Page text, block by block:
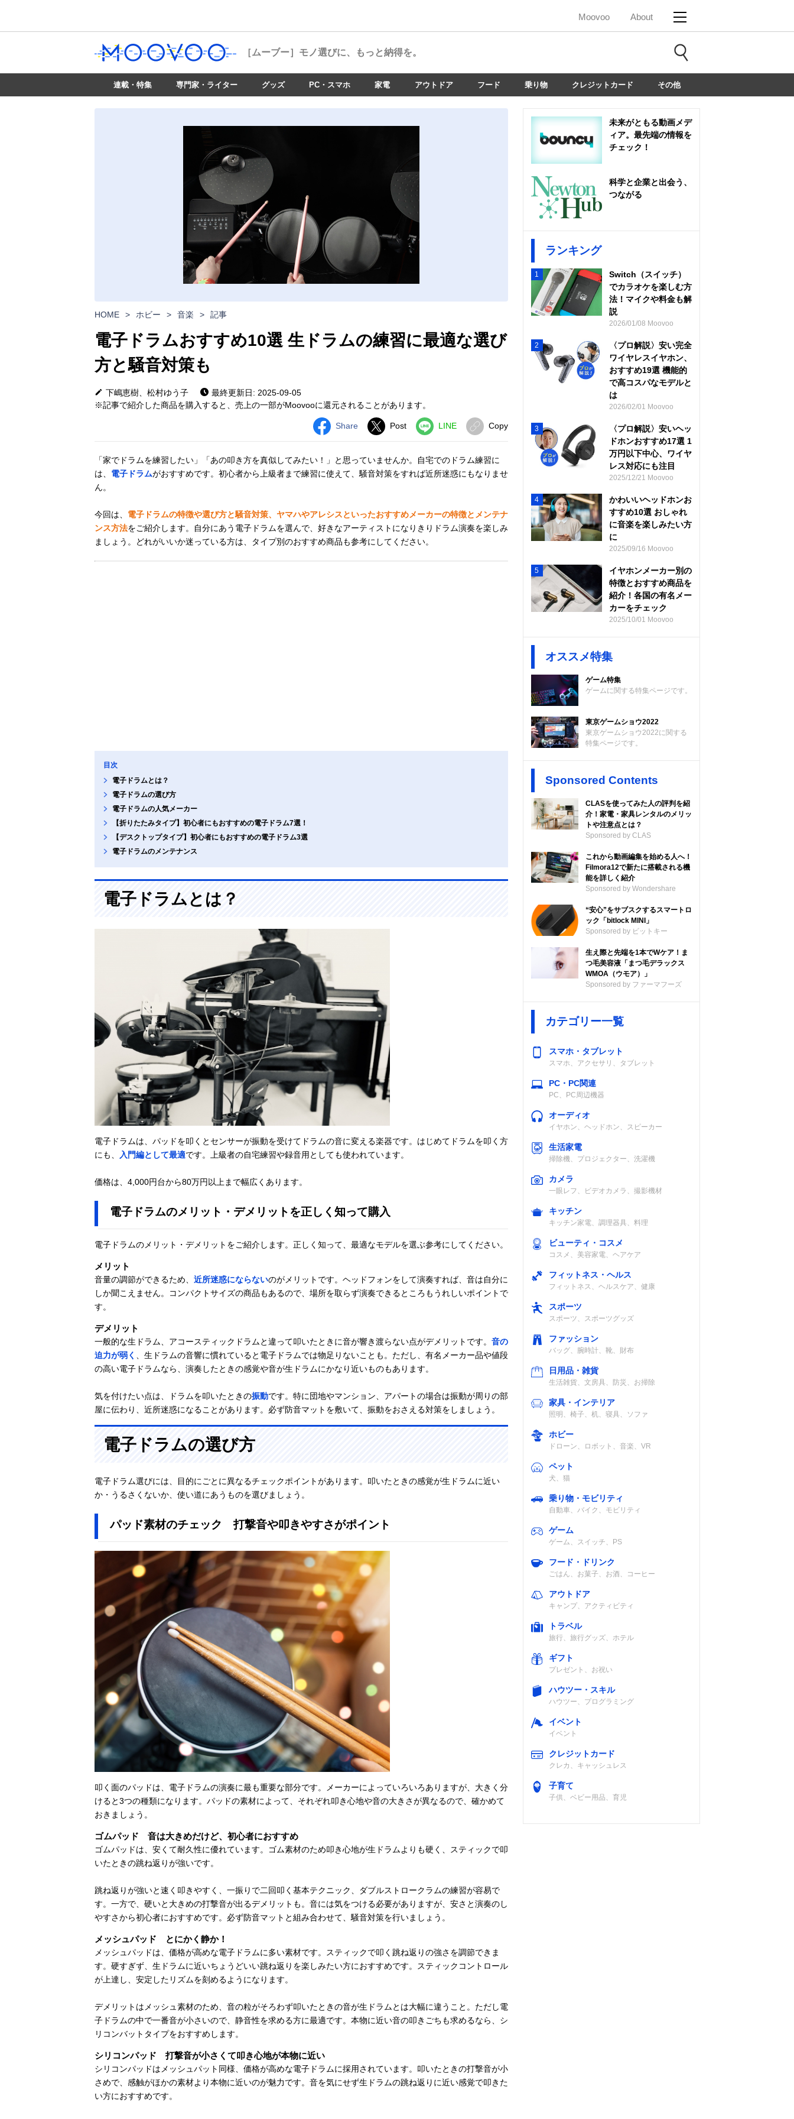
Moovoo About
［ムーブー］ モノ選びに、もっと納得を。
連載・特集 専門家・ライター グッズ PC・スマホ 家電 アウトドア フード 乗り物 クレジットカード その他
HOME > ホビー > 音楽 > 記事
電子ドラムおすすめ10選 生ドラムの練習に最適な選び
方と騒音対策も
下嶋恵樹、松村ゆう子
最終更新日: 2025-09-05
※記事で紹介した商品を購入すると、売上の一部がMoovooに還元されることがあります。
Share Post LINE Copy
「家でドラムを練習したい」「あの叩き方を真似してみたい！」と思っていませんか。自宅でのドラム練習に
は、 電子ドラムがおすすめです。初心者から上級者まで練習に使えて、騒音対策をすれば近所迷惑にもなりませ
ん。
今回は、 電子ドラムの特徴や選び方と騒音対策、ヤマハやアレシスといったおすすめメーカーの特徴とメンテナ
ンス方法をご紹介します。自分にあう電子ドラムを選んで、好きなアーティストになりきりドラム演奏を楽しみ
ましょう。どれがいいか迷っている方は、タイプ別のおすすめ商品も参考にしてください。
目次
電子ドラムとは？
電子ドラムの選び方
電子ドラムの人気メーカー
【折りたたみタイプ】初心者にもおすすめの電子ドラム7選！
【デスクトップタイプ】初心者にもおすすめの電子ドラム3選
電子ドラムのメンテナンス
電子ドラムとは？
電子ドラムは、パッドを叩くとセンサーが振動を受けてドラムの音に変える楽器です。はじめてドラムを叩く方
にも、
入門編として最適です。上級者の自宅練習や録音用としても使われています。
価格は、4,000円台から80万円以上まで幅広くあります。
電子ドラムのメリット・デメリットを正しく知って購入
電子ドラムのメリット・デメリットをご紹介します。正しく知って、最適なモデルを選ぶ参考にしてください。
メリット
音量の調節ができるため、 近所迷惑にならないのがメリットです。ヘッドフォンをして演奏すれば、音は自分に
しか聞こえません。コンパクトサイズの商品もあるので、場所を取らず演奏できるところもうれしいポイントで
す。
デメリット
一般的な生ドラム、アコースティックドラムと違って叩いたときに音が響き渡らない点がデメリットです。 音の
迫力が弱く
、生ドラムの音響に慣れていると電子ドラムでは物足りないことも。ただし、有名メーカー品や値段
の高い電子ドラムなら、演奏したときの感覚や音が生ドラムにかなり近いものもあります。
気を付けたい点は、ドラムを叩いたときの振動です。特に団地やマンション、アパートの場合は振動が周りの部
屋に伝わり、近所迷惑になることがあります。必ず防音マットを敷いて、振動をおさえる対策をしましょう。
電子ドラムの選び方
電子ドラム選びには、目的にごとに異なるチェックポイントがあります。叩いたときの感覚が生ドラムに近い
か・うるさくないか、使い道にあうものを選びましょう。
パッド素材のチェック 打撃音や叩きやすさがポイント
叩く面のパッドは、電子ドラムの演奏に最も重要な部分です。メーカーによっていろいろありますが、大きく分
けると3つの種類になります。パッドの素材によって、それぞれ叩き心地や音の大きさが異なるので、確かめて
おきましょう。
ゴムパッド 音は大きめだけど、初心者におすすめ
ゴムパッドは、安くて耐久性に優れています。ゴム素材のため叩き心地が生ドラムよりも硬く、スティックで叩
いたときの跳ね返りが強いです。
跳ね返りが強いと速く叩きやすく、一振りで二回叩く基本テクニック、ダブルストロークラムの練習が容易で
す。一方で、硬いと大きめの打撃音が出るデメリットも。音には気をつける必要がありますが、安さと演奏のし
やすさから初心者におすすめです。必ず防音マットと組み合わせて、騒音対策を行いましょう。
メッシュパッド とにかく静か！
メッシュパッドは、価格が高めな電子ドラムに多い素材です。スティックで叩く跳ね返りの強さを調節できま
す。硬すぎず、生ドラムに近いちょうどいい跳ね返りを楽しみたい方におすすめです。スティックコントロール
が上達し、安定したリズムを刻めるようになります。
デメリットはメッシュ素材のため、音の粒がそろわず叩いたときの音が生ドラムとは大幅に違うこと。ただし電
子ドラムの中で一番音が小さいので、静音性を求める方に最適です。本物に近い音の叩きごちも求めるなら、シ
リコンバットタイプをおすすめします。
シリコンパッド 打撃音が小さくて叩き心地が本物に近い
シリコンパッドはメッシュパット同様、価格が高めな電子ドラムに採用されています。叩いたときの打撃音が小
さめで、感触がほかの素材より本物に近いのが魅力です。音を気にせず生ドラムの跳ね返りに近い感覚で叩きた
い方におすすめです。
未来がともる動画メデ
ィア。最先端の情報を
チェック！
科学と企業と出会う、
つながる
ランキング
1
Switch（スイッチ）
でカラオケを楽しむ方
法！マイクや料金も解
説
2026/01/08 Moovoo
2
〈プロ解説〉安い完全
ワイヤレスイヤホン、
おすすめ19選 機能的
で高コスパなモデルと
は
2026/02/01 Moovoo
3
〈プロ解説〉安いヘッ
ドホンおすすめ17選 1
万円以下中心、ワイヤ
レス対応にも注目
2025/12/21 Moovoo
4
かわいいヘッドホンお
すすめ10選 おしゃれ
に音楽を楽しみたい方
に
2025/09/16 Moovoo
5
イヤホンメーカー別の
特徴とおすすめ商品を
紹介！各国の有名メー
カーをチェック
2025/10/01 Moovoo
オススメ特集
ゲーム特集
ゲームに関する特集ページです。
東京ゲームショウ2022
東京ゲームショウ2022に関する
特集ページです。
Sponsored Contents
CLASを使ってみた人の評判を紹
介！家電・家具レンタルのメリッ
トや注意点とは？
Sponsored by CLAS
これから動画編集を始める人へ！
Filmora12で新たに搭載される機
能を詳しく紹介
Sponsored by Wondershare
“安心”をサブスクするスマートロ
ック「bitlock MINI」
Sponsored by ビットキー
生え際と先端を1本でWケア！ま
つ毛美容液「まつ毛デラックス
WMOA（ウモア）」
Sponsored by ファーマフーズ
カテゴリー一覧
スマホ・タブレット
スマホ、アクセサリ、タブレット
PC・PC関連
PC、PC周辺機器
オーディオ
イヤホン、ヘッドホン、スピーカー
生活家電
掃除機、プロジェクター、洗濯機
カメラ
一眼レフ、ビデオカメラ、撮影機材
キッチン
キッチン家電、調理器具、料理
ビューティ・コスメ
コスメ、美容家電、ヘアケア
フィットネス・ヘルス
フィットネス、ヘルスケア、健康
スポーツ
スポーツ、スポーツグッズ
ファッション
バッグ、腕時計、靴、財布
日用品・雑貨
生活雑貨、文房具、防災、お掃除
家具・インテリア
照明、椅子、机、寝具、ソファ
ホビー
ドローン、ロボット、音楽、VR
ペット
犬、猫
乗り物・モビリティ
自動車、バイク、モビリティ
ゲーム
ゲーム、スイッチ、PS
フード・ドリンク
ごはん、お菓子、お酒、コーヒー
アウトドア
キャンプ、アクティビティ
トラベル
旅行、旅行グッズ、ホテル
ギフト
プレゼント、お祝い
ハウツー・スキル
ハウツー、プログラミング
イベント
イベント
クレジットカード
クレカ、キャッシュレス
子育て
子供、ベビー用品、育児